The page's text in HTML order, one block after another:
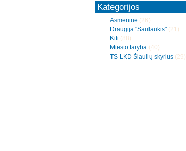
Kategorijos
Asmeninė (26)
Draugija "Saulaukis" (21)
Kiti (88)
Miesto taryba (40)
TS-LKD Šiaulių skyrius (29)